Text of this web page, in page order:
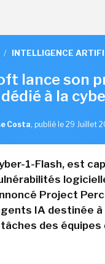
/ INTELLIGENCE
lance son
à la
Costa, publié le 29 Juillet
1-Flash, est
Project
IA destinée
des équipes